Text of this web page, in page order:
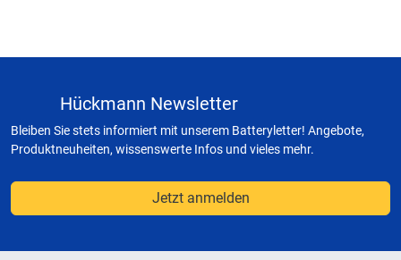
Hückmann Newsletter
Bleiben Sie stets informiert mit unserem Batteryletter! Angebote,
Produktneuheiten, wissenswerte Infos und vieles mehr.
Jetzt anmelden